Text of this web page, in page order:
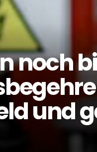
noch
und